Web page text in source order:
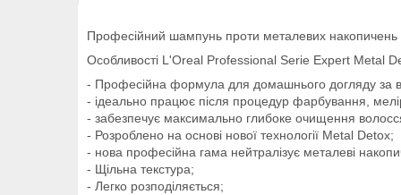
Професійний шампунь проти металевих накопичень
Особливості L'Oreal Professional Serie Expert Metal
- Професійна формула для домашнього догляду за
- ідеально працює після процедур фарбування,
- забезпечує максимально глибоке очищення
- Розроблено на основі нової технології Metal Detox;
- нова професійна гама нейтралізує металеві
- Щільна текстура;
- Легко розподіляється;